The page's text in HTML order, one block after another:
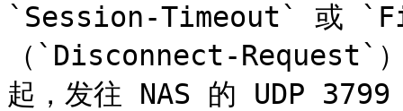
`Session-Timeout` 或
（`Disconnect-Request`
起，发往 NAS 的 UDP